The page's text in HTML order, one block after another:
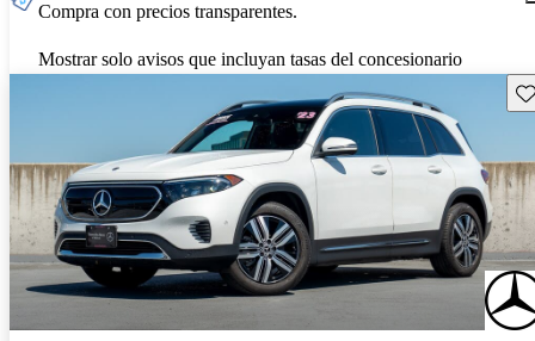
Compra con precios transparentes.
Mostrar solo avisos que incluyan tasas del concesionario